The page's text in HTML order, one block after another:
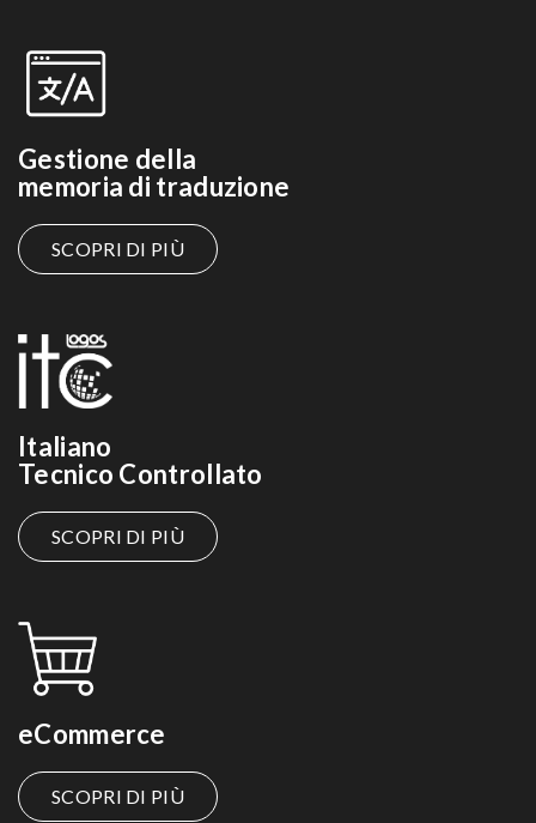
Gestione della
memoria di traduzione
SCOPRI DI PIÙ
Italiano
Tecnico Controllato
SCOPRI DI PIÙ
eCommerce
SCOPRI DI PIÙ